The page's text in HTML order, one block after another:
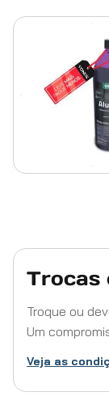
Trocas
Troque ou
Um
Veja as